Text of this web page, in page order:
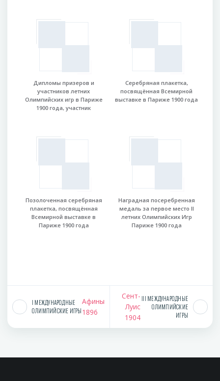
Дипломы призеров и
участников летних
Олимпийских игр в Париже
1900 года, участник
Серебряная плакетка,
посвящённая Всемирной
выставке в Париже 1900 года
Позолоченная серебряная
плакетка, посвящённая
Всемирной выставке в
Париже 1900 года
Наградная посеребренная
медаль за первое место II
летних Олимпийских Игр
Париже 1900 года
I МЕЖДУНАРОДНЫЕ
ОЛИМПИЙСКИЕ ИГРЫ
Афины
1896
III МЕЖДУНАРОДНЫЕ
ОЛИМПИЙСКИЕ
ИГРЫ
Сент-
Луис
1904